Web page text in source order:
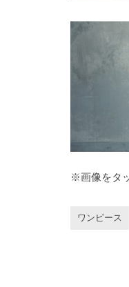
※画像をタ
ワンピース